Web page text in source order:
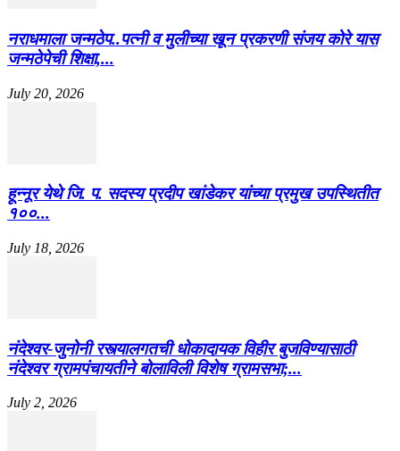
नराधमाला जन्मठेप..पत्नी व मुलीच्या खून प्रकरणी संजय कोरे यास
जन्मठेपेची शिक्षा,...
July 20, 2026
हून्नूर येथे जि. प. सदस्य प्रदीप खांडेकर यांच्या प्रमुख उपस्थितीत
१००...
July 18, 2026
नंदेश्वर-जुनोनी रस्त्यालगतची धोकादायक विहीर बुजविण्यासाठी
नंदेश्वर ग्रामपंचायतीने बोलाविली विशेष ग्रामसभा;...
July 2, 2026